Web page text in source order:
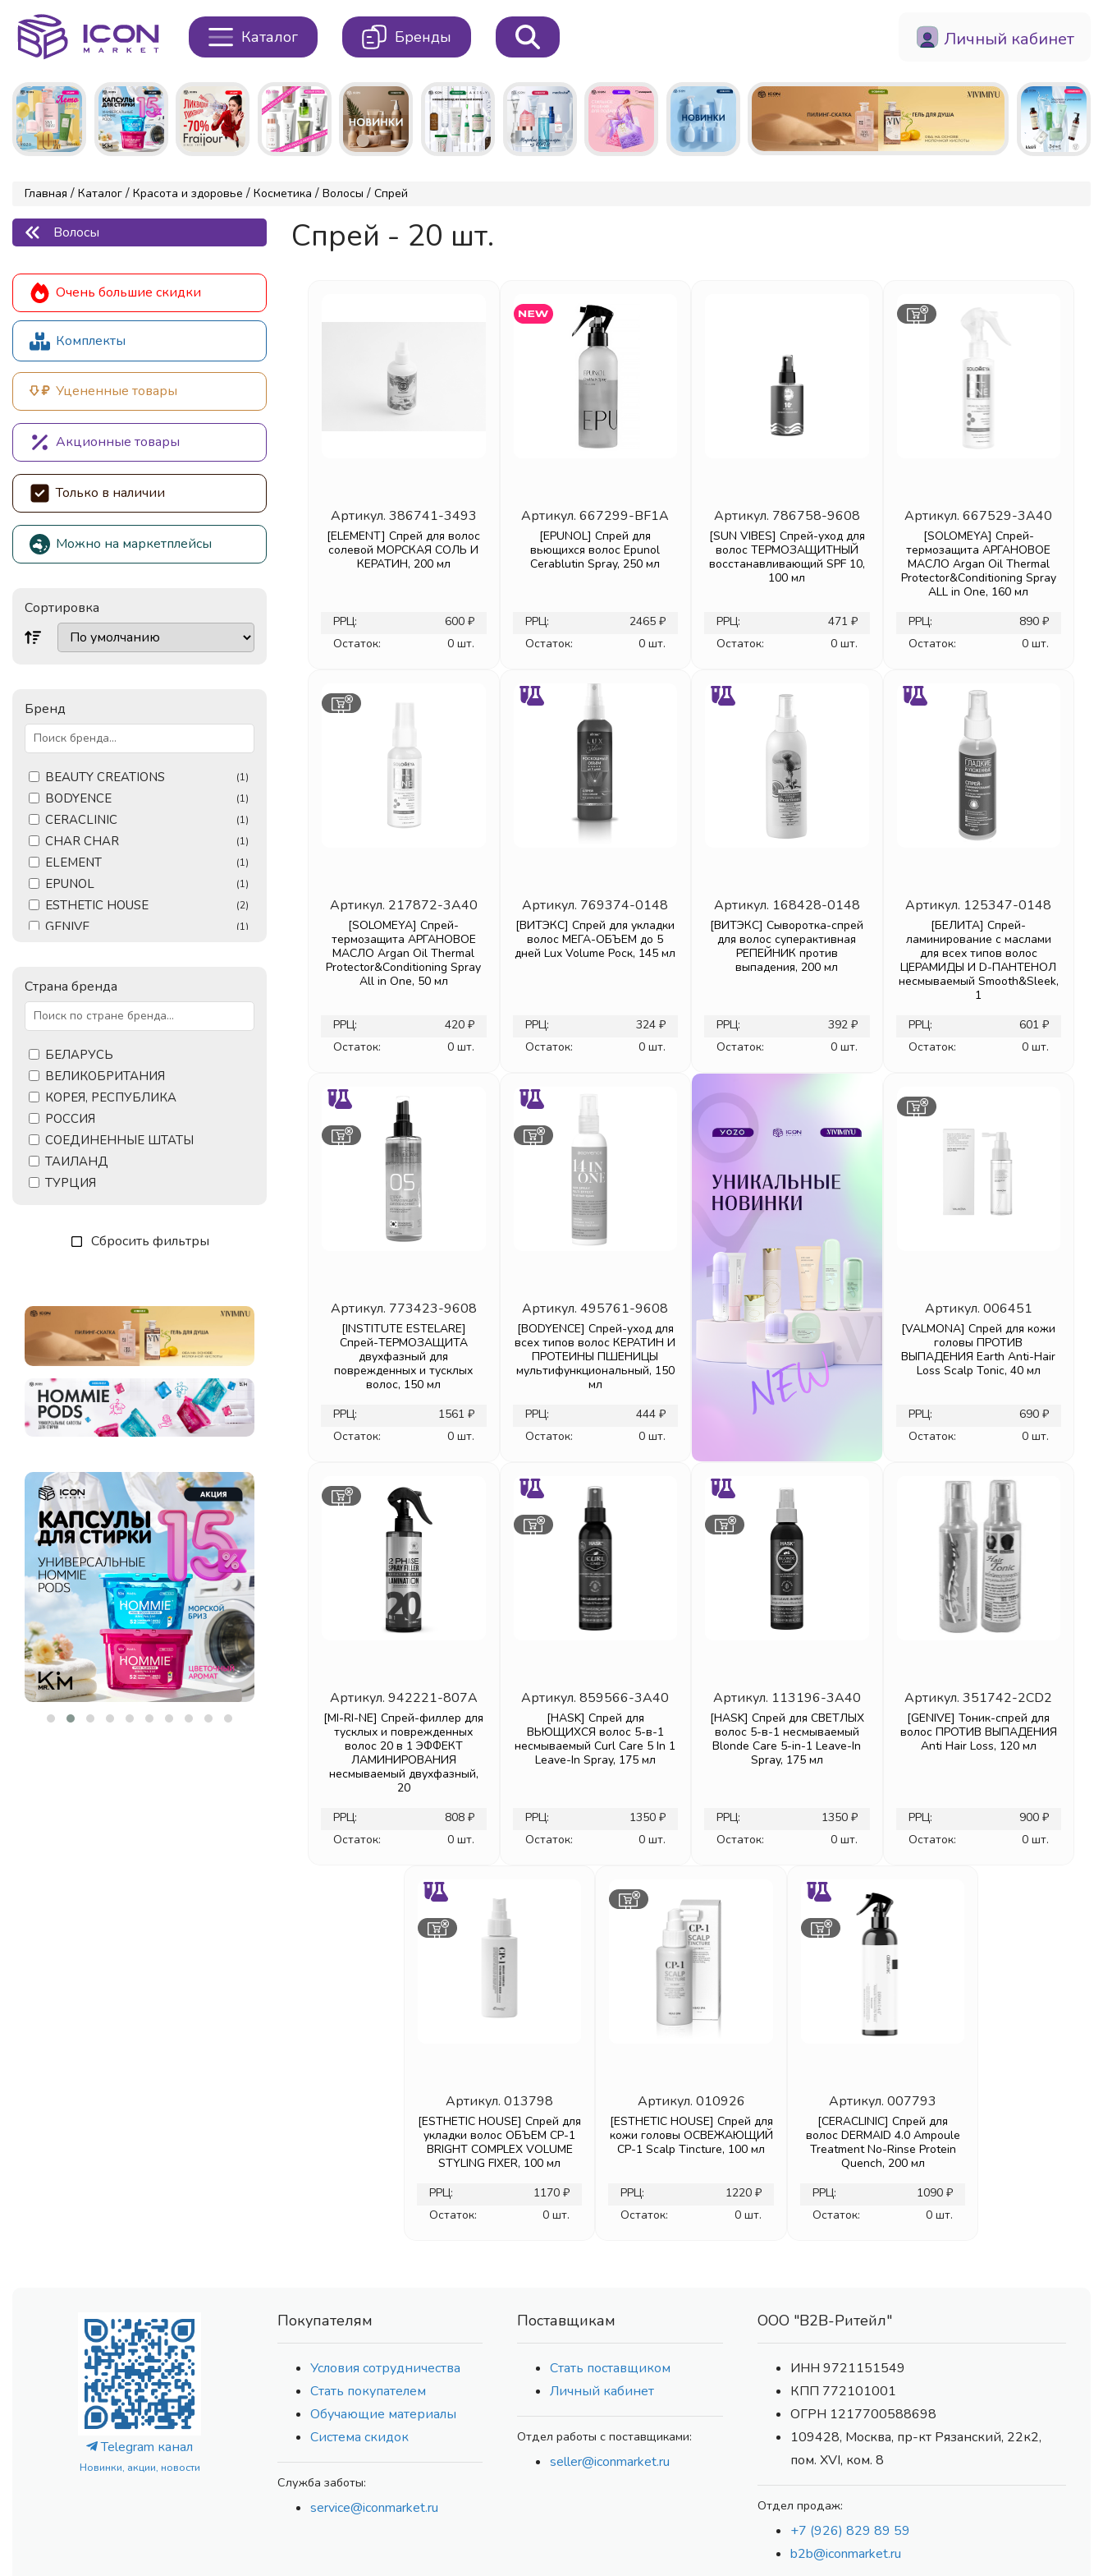
Каталог Бренды Личный кабинет
Главная / Каталог / Красота и здоровье / Косметика / Волосы / Спрей
Волосы
Очень большие скидки
Комплекты
Уцененные товары
Акционные товары
Только в наличии
Можно на маркетплейсы
Сортировка
Бренд
BEAUTY CREATIONS (1)
BODYENCE (1)
CERACLINIC (1)
CHAR CHAR (1)
ELEMENT (1)
EPUNOL (1)
ESTHETIC HOUSE (2)
GENIVE (1)
MI-RI-NE
SOLOMEYA
SUN VIBES (1)
VALMONA
БЕЛИТА
ВИТЭКС
Страна бренда
БЕЛАРУСЬ
ВЕЛИКОБРИТАНИЯ
КОРЕЯ, РЕСПУБЛИКА
РОССИЯ
СОЕДИНЕННЫЕ ШТАТЫ
ТАИЛАНД
ТУРЦИЯ
Сбросить фильтры
Спрей - 20 шт.
Артикул. 386741-3493
[ELEMENT] Спрей для волос
солевой МОРСКАЯ СОЛЬ И
КЕРАТИН, 200 мл
РРЦ:
600 ₽
Остаток:
0 шт.
Артикул.667299-BF1A
[EPUNOL] Спрей для
вьющихся волос Epunol
Cerablutin Spray, 250 мл
РРЦ:
2465 ₽
Остаток:
0 шт.
Артикул. 786758-9608
[SUN VIBES] Спрей-уход для
волос ТЕРМОЗАЩИТНЫЙ
восстанавливающий SPF 10,
100 мл
РРЦ:
471 ₽
Остаток:
0 шт.
Артикул.667529-3A40
[SOLOMEYA] Спрей-
термозащита АРГАНОВОЕ
МАСЛО Argan Oil Thermal
Protector&Conditioning Spray
ALL in One, 160 мл
РРЦ:
890 ₽
Остаток:
0 шт.
Артикул. 217872-3A40
[SOLOMEYA] Спрей-
термозащита АРГАНОВОЕ
МАСЛО Argan Oil Thermal
Protector&Conditioning Spray
All in One, 50 мл
РРЦ:
420 ₽
Остаток:
0 шт.
Артикул. 769374-0148
[ВИТЭКС] Спрей для укладки
волос МЕГА-ОБЪЕМ до 5
дней Lux Volume Роск, 145 мл
РРЦ:
324 ₽
Остаток:
0 шт.
Артикул. 168428-0148
[ВИТЭКС] Сыворотка-спрей
для волос суперактивная
РЕПЕЙНИК против
выпадения, 200 мл
РРЦ:
392 ₽
Остаток:
0 шт.
Артикул. 125347-0148
[БЕЛИТА] Спрей-
ламинирование с маслами
для всех типов волос
ЦЕРАМИДЫ И D-ПАНТЕНОЛ
несмываемый Smooth&Sleek,
1
РРЦ:
601 ₽
Остаток:
0 шт.
Артикул. 773423-9608
[INSTITUTE ESTELARE]
Спрей-ТЕРМОЗАЩИТА
двухфазный для
поврежденных и тусклых
волос, 150 мл
РРЦ:
1561 ₽
Остаток:
0 шт.
Артикул.495761-9608
[BODYENCE] Спрей-уход для
всех типов волос КЕРАТИН И
ПРОТЕИНЫ ПШЕНИЦЫ
мультифункциональный, 150
мл
РРЦ:
444 ₽
Остаток:
0 шт.
Артикул. 006451
[VALMONA] Спрей для кожи
головы ПРОТИВ
ВЫПАДЕНИЯ Earth Anti-Hair
Loss Scalp Tonic, 40 мл
РРЦ:
690 ₽
Остаток:
0 шт.
Артикул. 942221-807A
[MI-RI-NE] Спрей-филлер для
тусклых и поврежденных
волос 20 в 1 ЭФФЕКТ
ЛАМИНИРОВАНИЯ
несмываемый двухфазный,
20
РРЦ:
808 ₽
Остаток:
0 шт.
Артикул.859566-3A40
[HASK] Спрей для
ВЬЮЩИХСЯ волос 5-в-1
несмываемый Curl Care 5 In 1
Leave-In Spray, 175 мл
РРЦ:
1350 ₽
Остаток:
0 шт.
Артикул. 113196-3A40
[HASK] Спрей для СВЕТЛЫХ
волос 5-в-1 несмываемый
Blonde Care 5-in-1 Leave-In
Spray, 175 мл
РРЦ:
1350 ₽
Остаток:
0 шт.
Артикул.351742-2CD2
[GENIVE] Тоник-спрей для
волос ПРОТИВ ВЫПАДЕНИЯ
Anti Hair Loss, 120 мл
РРЦ:
900 ₽
Остаток:
0 шт.
Артикул. 013798
[ESTHETIC HOUSE] Спрей для
укладки волос ОБЪЕМ CP-1
BRIGHT COMPLEX VOLUME
STYLING FIXER, 100 мл
РРЦ:
1170 ₽
Остаток:
0 шт.
Артикул. 010926
[ESTHETIC HOUSE] Спрей для
кожи головы ОСВЕЖАЮЩИЙ
CP-1 Scalp Tincture, 100 мл
РРЦ:
1220 ₽
Остаток:
0 шт.
Артикул. 007793
[CERACLINIC] Спрей для
волос DERMAID 4.0 Ampoule
Treatment No-Rinse Protein
Quench, 200 мл
РРЦ:
1090 ₽
Остаток:
0 шт.
Telegram канал
Новинки, акции, новости
Покупателям
Условия сотрудничества
Стать покупателем
Обучающие материалы
Система скидок
Служба заботы:
service@iconmarket.ru
Поставщикам
Стать поставщиком
Личный кабинет
Отдел работы с поставщиками:
seller@iconmarket.ru
ООО "В2В-Ритейл"
ИНН 9721151549
КПП 772101001
ОГРН 1217700588698
109428, Москва, пр-кт Рязанский, 22к2,
пом. XVI, ком. 8
Отдел продаж:
+7 (926) 829 89 59
b2b@iconmarket.ru